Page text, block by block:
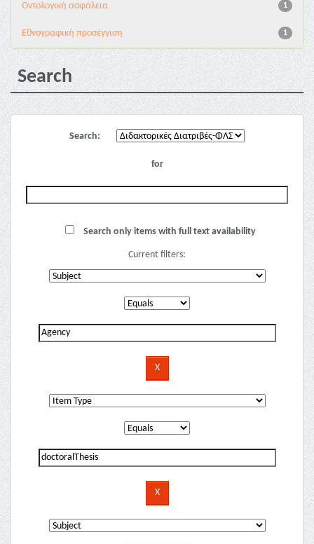
1
Oντολογική ασφάλεια
1
Εθνογραφική προσέγγιση
Search
Search:
for
Search only items with full text availability
Current filters: